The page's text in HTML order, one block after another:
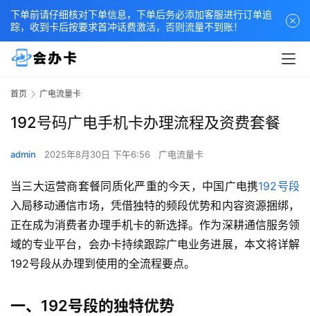
首页 广电流量卡
192号码广电手机卡办理流程及资费套餐
admin 2025年8月30日 下午6:56 广电流量卡
当三大运营商套餐同质化严重的今天，中国广电携192号段
入局移动通信市场，凭借独特的频段优势和内容资源捆绑，
正在成为消费者办理手机卡的新选择。作为深耕通信服务领
域的专业平台，会办卡持续跟踪广电业务进展，本文将详解
192号段从办理到使用的全流程要点。
一、192号段的独特优势
下单前请仔细核对下单信息，下单后务必添加客服进行订单追
踪，收到卡后按要求首冲话费激活，否则流量不到账！